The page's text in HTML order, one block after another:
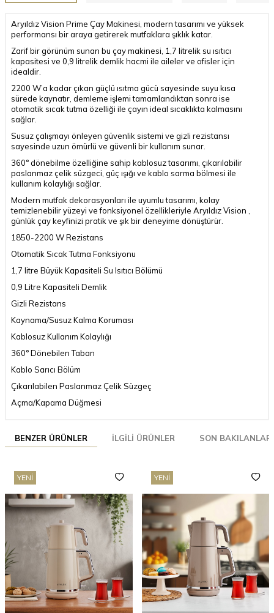
Aryıldız Vision Prime Çay Makinesi, modern tasarımı ve yüksek
performansı bir araya getirerek mutfaklara şıklık katar.
Zarif bir görünüm sunan bu çay makinesi, 1,7 litrelik su ısıtıcı
kapasitesi ve 0,9 litrelik demlik hacmi ile aileler ve ofisler için
idealdir.
2200 W’a kadar çıkan güçlü ısıtma gücü sayesinde suyu kısa
sürede kaynatır, demleme işlemi tamamlandıktan sonra ise
otomatik sıcak tutma özelliği ile çayın ideal sıcaklıkta kalmasını
sağlar.
Susuz çalışmayı önleyen güvenlik sistemi ve gizli rezistansı
sayesinde uzun ömürlü ve güvenli bir kullanım sunar.
360° dönebilme özelliğine sahip kablosuz tasarımı, çıkarılabilir
paslanmaz çelik süzgeci, güç ışığı ve kablo sarma bölmesi ile
kullanım kolaylığı sağlar.
Modern mutfak dekorasyonları ile uyumlu tasarımı, kolay
temizlenebilir yüzeyi ve fonksiyonel özellikleriyle Aryıldız Vision ,
günlük çay keyfinizi pratik ve şık bir deneyime dönüştürür.
1850-2200 W Rezistans
Otomatik Sıcak Tutma Fonksiyonu
1,7 litre Büyük Kapasiteli Su Isıtıcı Bölümü
0,9 Litre Kapasiteli Demlik
Gizli Rezistans
Kaynama/Susuz Kalma Koruması
Kablosuz Kullanım Kolaylığı
360° Dönebilen Taban
Kablo Sarıcı Bölüm
Çıkarılabilen Paslanmaz Çelik Süzgeç
Açma/Kapama Düğmesi
BENZER ÜRÜNLER İLGILI ÜRÜNLER SON BAKILANLAR
YENI YENI